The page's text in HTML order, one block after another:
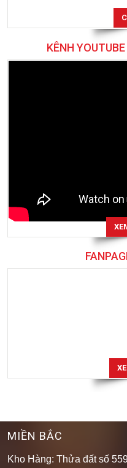
KÊNH
MIỀN BẮC
Kho Hàng: Thửa đất số